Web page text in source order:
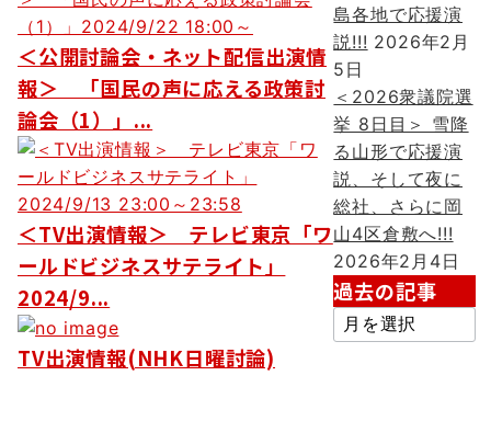
ン
＜公開討論会・ネット配信出演情
報＞ 「国民の声に応える政策討
論会（1）」...
＜TV出演情報＞ テレビ東京「ワ
ールドビジネスサテライト」
2024/9...
TV出演情報(NHK日曜討論)
島各地で応援演
説!!! 2026年2月
5日
＜2026衆議院選
挙 8日目＞ 雪降
る山形で応援演
説、そして夜に
総社、さらに岡
山4区倉敷へ!!!
2026年2月4日
過去の記事
過
去